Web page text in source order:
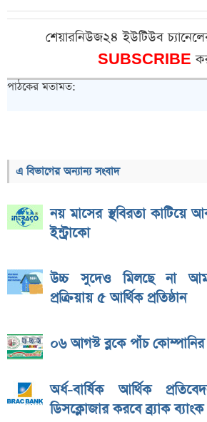
শেয়ারনিউজ২৪ ইউটিউব
SUBSCRIBE
পাঠকের মতামত:
এ বিভাগের অন্যান্য সংবাদ
নয় মাসের স্থবিরতা কাটিয়ে
ইন্ট্রাকো
উচ্চ সুদেও মিলছে না
প্রক্রিয়ায় ৫ আর্থিক প্রতিষ্ঠান
০৬ আগস্ট ব্লকে পাঁচ
অর্ধ-বার্ষিক আর্থিক
ডিসক্লোজার করবে ব্র্যাক ব্যাংক